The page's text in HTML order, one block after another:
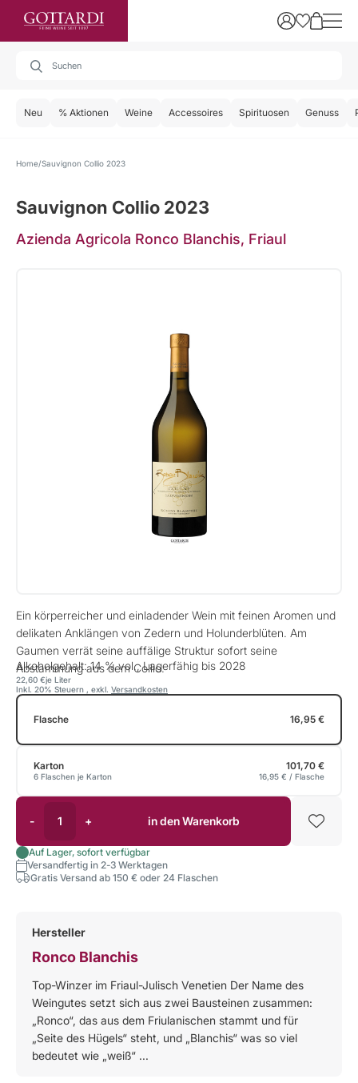
Neu % Aktionen Weine Accessoires Spirituosen Genuss
Home Sauvignon Collio 2023
Sauvignon Collio 2023
Azienda Agricola Ronco Blanchis, Friaul
Ein körperreicher und einladender Wein mit feinen Aromen und
delikaten Anklängen von Zedern und Holunderblüten. Am
Gaumen verrät seine auffälige Struktur sofort seine
Abstammung aus dem Collio.
Alkoholgehalt: 14 % vol., Lagerfähig bis 2028
je Liter
22,60 €
Inkl. 20% Steuern , exkl. Versandkosten
Flasche 16,95 €
Karton 101,70 €
6 Flaschen je Karton 16,95 € / Flasche
- + in den Warenkorb
Auf Lager, sofort verfügbar
Versandfertig in 2-3 Werktagen
Gratis Versand ab 150 € oder 24 Flaschen
Hersteller
Ronco Blanchis
Top-Winzer im Friaul-Julisch Venetien Der Name des
Weingutes setzt sich aus zwei Bausteinen zusammen:
„Ronco“, das aus dem Friulanischen stammt und für
„Seite des Hügels“ steht, und „Blanchis“ was so viel
bedeutet wie „weiß“ ...